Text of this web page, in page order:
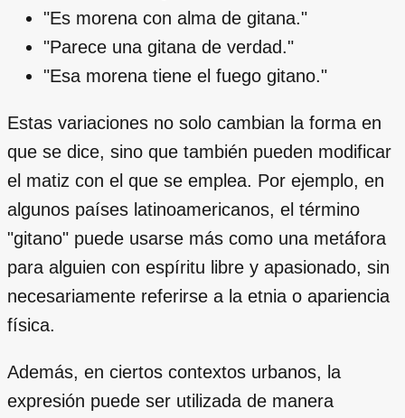
"Es morena con alma de gitana."
"Parece una gitana de verdad."
"Esa morena tiene el fuego gitano."
Estas variaciones no solo cambian la forma en
que se dice, sino que también pueden modificar
el matiz con el que se emplea. Por ejemplo, en
algunos países latinoamericanos, el término
"gitano" puede usarse más como una metáfora
para alguien con espíritu libre y apasionado, sin
necesariamente referirse a la etnia o apariencia
física.
Además, en ciertos contextos urbanos, la
expresión puede ser utilizada de manera